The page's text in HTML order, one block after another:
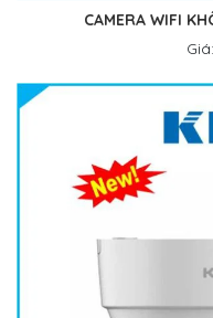
CAMERA WIFI
Giá: